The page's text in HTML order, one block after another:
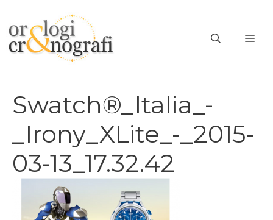
contenuto
Swatch®_Italia_-
_Irony_XLite_-_2015-
03-13_17.32.42